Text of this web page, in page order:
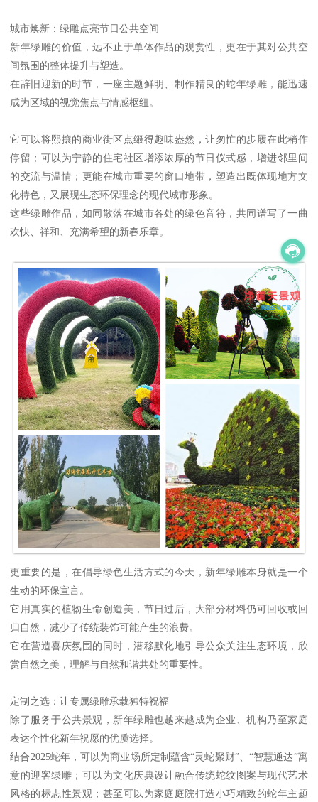
城市焕新：绿雕点亮节日公共空间
新年绿雕的价值，远不止于单体作品的观赏性，更在于其对公共空
间氛围的整体提升与塑造。
在辞旧迎新的时节，一座主题鲜明、制作精良的蛇年绿雕，能迅速
成为区域的视觉焦点与情感枢纽。
它可以将熙攘的商业街区点缀得趣味盎然，让匆忙的步履在此稍作
停留；可以为宁静的住宅社区增添浓厚的节日仪式感，增进邻里间
的交流与温情；更能在城市重要的窗口地带，塑造出既体现地方文
化特色，又展现生态环保理念的现代城市形象。
这些绿雕作品，如同散落在城市各处的绿色音符，共同谱写了一曲
欢快、祥和、充满希望的新春乐章。
更重要的是，在倡导绿色生活方式的今天，新年绿雕本身就是一个
生动的环保宣言。
它用真实的植物生命创造美，节日过后，大部分材料仍可回收或回
归自然，减少了传统装饰可能产生的浪费。
它在营造喜庆氛围的同时，潜移默化地引导公众关注生态环境，欣
赏自然之美，理解与自然和谐共处的重要性。
定制之选：让专属绿雕承载独特祝福
除了服务于公共景观，新年绿雕也越来越成为企业、机构乃至家庭
表达个性化新年祝愿的优质选择。
结合2025蛇年，可以为商业场所定制蕴含“灵蛇聚财”、“智慧通达”寓
意的迎客绿雕；可以为文化庆典设计融合传统蛇纹图案与现代艺术
风格的标志性景观；甚至可以为家庭庭院打造小巧精致的蛇年主题